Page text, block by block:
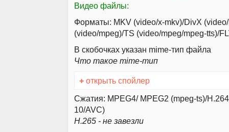
Видео файлы:
Форматы: MKV (video/x-mkv)/DivX
(video/mpeg)/TS (video/mpeg/mpeg-tts)/
В скобочках указан mime-тип файла
Что такое mime-тип
+ открыть спойлер
Сжатия: MPEG4/ MPEG2 (mpeg-ts)/
10/AVC)
H.265 - не завезли